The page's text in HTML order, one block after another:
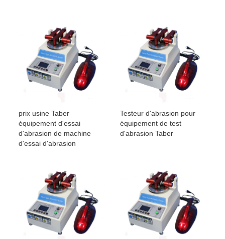
prix usine Taber
équipement d'essai
d'abrasion de machine
d'essai d'abrasion
Testeur d'abrasion pour
équipement de test
d'abrasion Taber